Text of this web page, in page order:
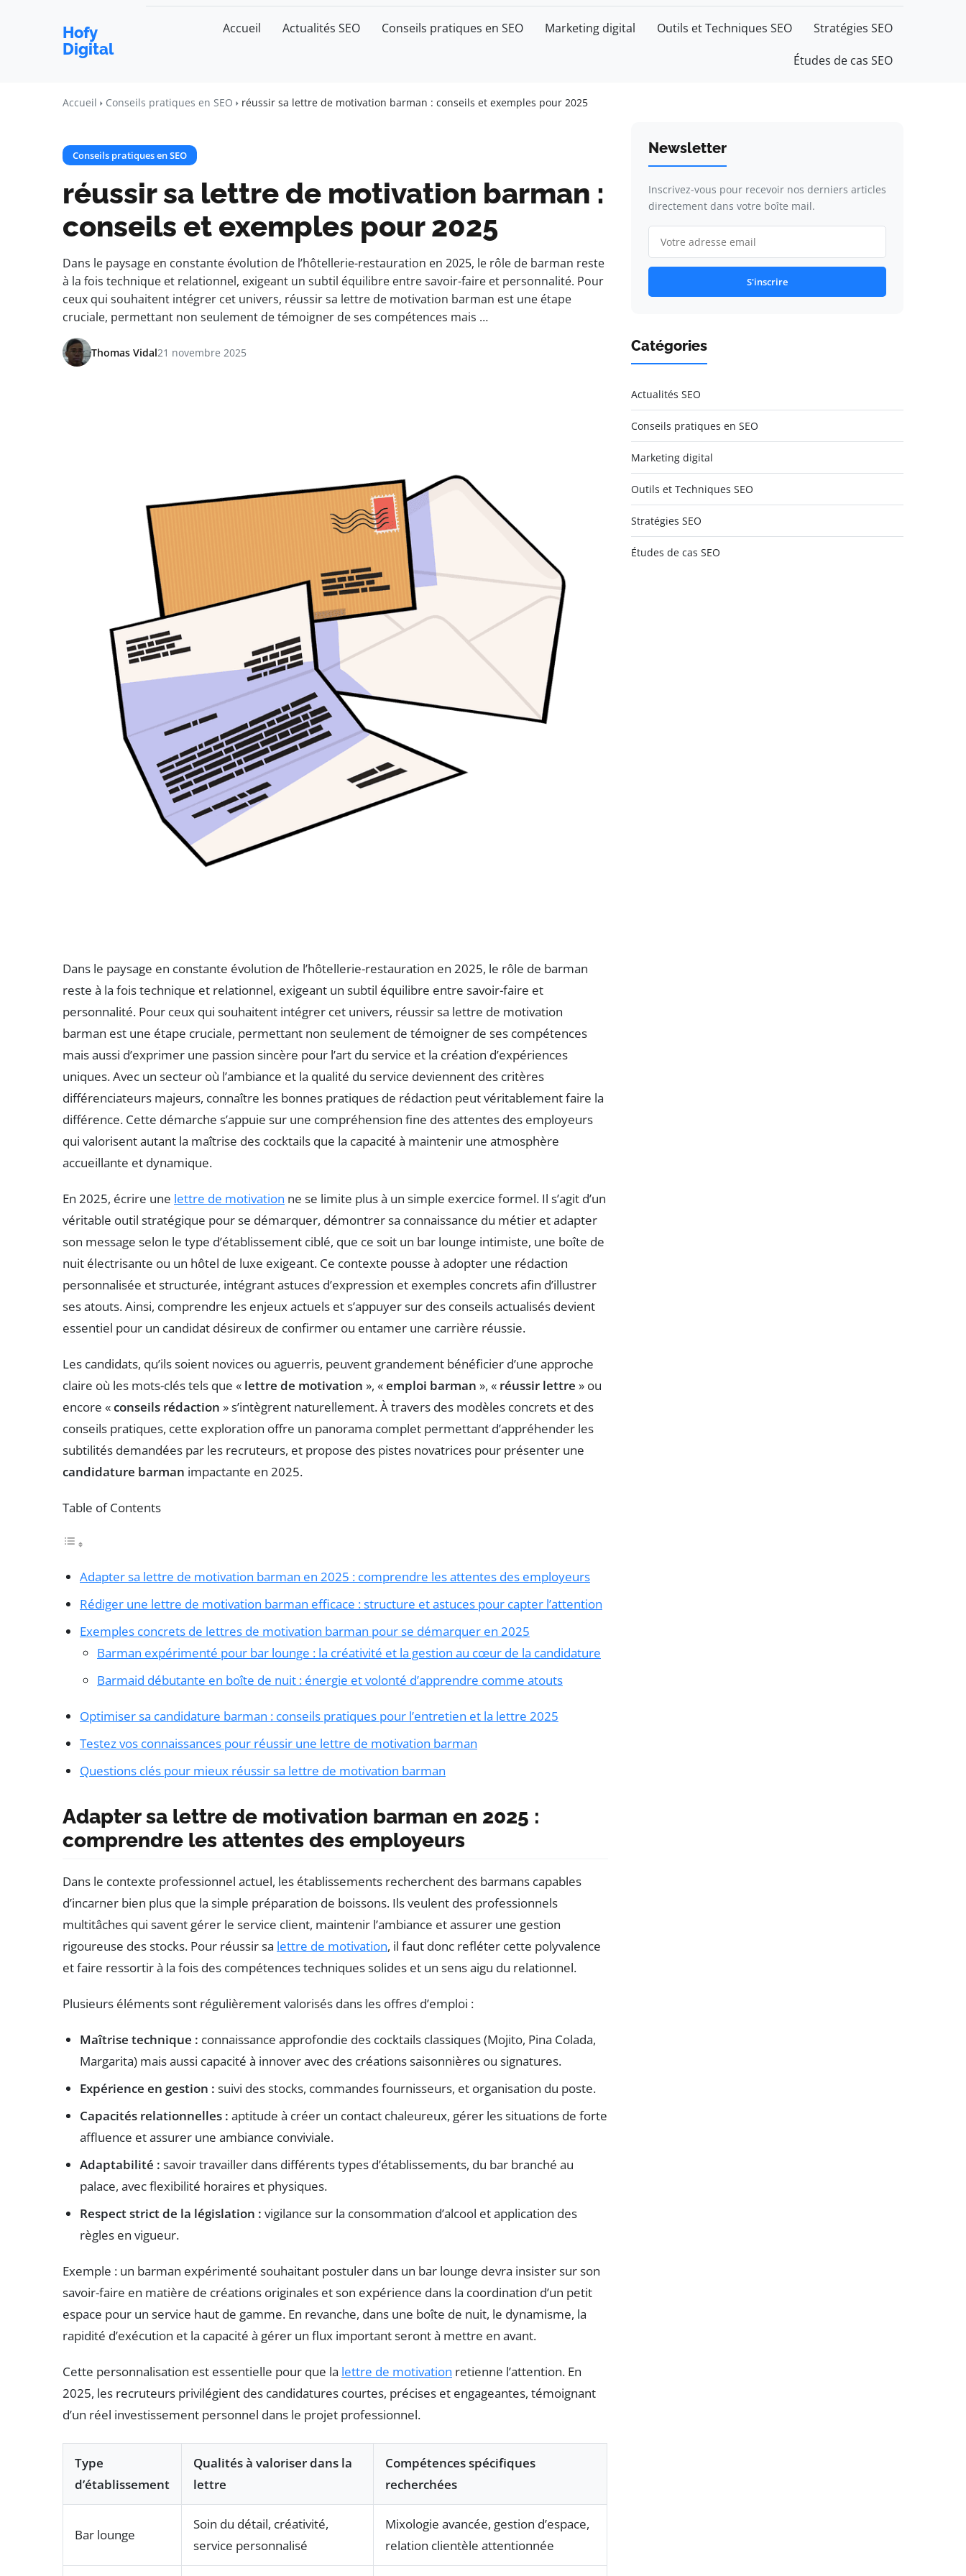
Hofy
Digital
Accueil Actualités SEO Conseils pratiques en SEO Marketing digital Outils et Techniques SEO Stratégies SEO
Études de cas SEO
Accueil Conseils pratiques en SEO réussir sa lettre de motivation barman : conseils et exemples pour 2025
Conseils pratiques en SEO
réussir sa lettre de motivation barman :
conseils et exemples pour 2025
Dans le paysage en constante évolution de l’hôtellerie-restauration en 2025, le rôle de barman reste
à la fois technique et relationnel, exigeant un subtil équilibre entre savoir-faire et personnalité. Pour
ceux qui souhaitent intégrer cet univers, réussir sa lettre de motivation barman est une étape
cruciale, permettant non seulement de témoigner de ses compétences mais …
Thomas Vidal21 novembre 2025
Dans le paysage en constante évolution de l’hôtellerie-restauration en 2025, le rôle de barman
reste à la fois technique et relationnel, exigeant un subtil équilibre entre savoir-faire et
personnalité. Pour ceux qui souhaitent intégrer cet univers, réussir sa lettre de motivation
barman est une étape cruciale, permettant non seulement de témoigner de ses compétences
mais aussi d’exprimer une passion sincère pour l’art du service et la création d’expériences
uniques. Avec un secteur où l’ambiance et la qualité du service deviennent des critères
différenciateurs majeurs, connaître les bonnes pratiques de rédaction peut véritablement faire la
différence. Cette démarche s’appuie sur une compréhension fine des attentes des employeurs
qui valorisent autant la maîtrise des cocktails que la capacité à maintenir une atmosphère
accueillante et dynamique.
En 2025, écrire une lettre de motivation ne se limite plus à un simple exercice formel. Il s’agit d’un
véritable outil stratégique pour se démarquer, démontrer sa connaissance du métier et adapter
son message selon le type d’établissement ciblé, que ce soit un bar lounge intimiste, une boîte de
nuit électrisante ou un hôtel de luxe exigeant. Ce contexte pousse à adopter une rédaction
personnalisée et structurée, intégrant astuces d’expression et exemples concrets afin d’illustrer
ses atouts. Ainsi, comprendre les enjeux actuels et s’appuyer sur des conseils actualisés devient
essentiel pour un candidat désireux de confirmer ou entamer une carrière réussie.
Les candidats, qu’ils soient novices ou aguerris, peuvent grandement bénéficier d’une approche
claire où les mots-clés tels que « lettre de motivation », «emploi barman », « réussir lettre » ou
encore «conseils rédaction » s’intègrent naturellement. À travers des modèles concrets et des
conseils pratiques, cette exploration offre un panorama complet permettant d’appréhender les
subtilités demandées par les recruteurs, et propose des pistes novatrices pour présenter une
candidature barman impactante en 2025.
Table of Contents
Adapter sa lettre de motivation barman en 2025 : comprendre les attentes des employeurs
Rédiger une lettre de motivation barman efficace : structure et astuces pour capter l’attention
Exemples concrets de lettres de motivation barman pour se démarquer en 2025
Barman expérimenté pour bar lounge : la créativité et la gestion au cœur de la candidature
Barmaid débutante en boîte de nuit : énergie et volonté d’apprendre comme atouts
Optimiser sa candidature barman : conseils pratiques pour l’entretien et la lettre 2025
Testez vos connaissances pour réussir une lettre de motivation barman
Questions clés pour mieux réussir sa lettre de motivation barman
Adapter sa lettre de motivation barman en 2025 :
comprendre les attentes des employeurs
Dans le contexte professionnel actuel, les établissements recherchent des barmans capables
d’incarner bien plus que la simple préparation de boissons. Ils veulent des professionnels
multitâches qui savent gérer le service client, maintenir l’ambiance et assurer une gestion
rigoureuse des stocks. Pour réussir sa lettre de motivation, il faut donc refléter cette polyvalence
et faire ressortir à la fois des compétences techniques solides et un sens aigu du relationnel.
Plusieurs éléments sont régulièrement valorisés dans les offres d’emploi :
Maîtrise technique : connaissance approfondie des cocktails classiques (Mojito, Pina Colada,
Margarita) mais aussi capacité à innover avec des créations saisonnières ou signatures.
Expérience en gestion : suivi des stocks, commandes fournisseurs, et organisation du poste.
Capacités relationnelles : aptitude à créer un contact chaleureux, gérer les situations de forte
affluence et assurer une ambiance conviviale.
Adaptabilité : savoir travailler dans différents types d’établissements, du bar branché au
palace, avec flexibilité horaires et physiques.
Respect strict de la législation : vigilance sur la consommation d’alcool et application des
règles en vigueur.
Exemple : un barman expérimenté souhaitant postuler dans un bar lounge devra insister sur son
savoir-faire en matière de créations originales et son expérience dans la coordination d’un petit
espace pour un service haut de gamme. En revanche, dans une boîte de nuit, le dynamisme, la
rapidité d’exécution et la capacité à gérer un flux important seront à mettre en avant.
Cette personnalisation est essentielle pour que la lettre de motivation retienne l’attention. En
2025, les recruteurs privilégient des candidatures courtes, précises et engageantes, témoignant
d’un réel investissement personnel dans le projet professionnel.
Type
d’établissement
Qualités à valoriser dans la
lettre
Compétences spécifiques
recherchées
Bar lounge
Soin du détail, créativité,
service personnalisé
Mixologie avancée, gestion d’espace,
relation clientèle attentionnée
Newsletter
Inscrivez-vous pour recevoir nos derniers articles
directement dans votre boîte mail.
S'inscrire
Catégories
Actualités SEO
Conseils pratiques en SEO
Marketing digital
Outils et Techniques SEO
Stratégies SEO
Études de cas SEO